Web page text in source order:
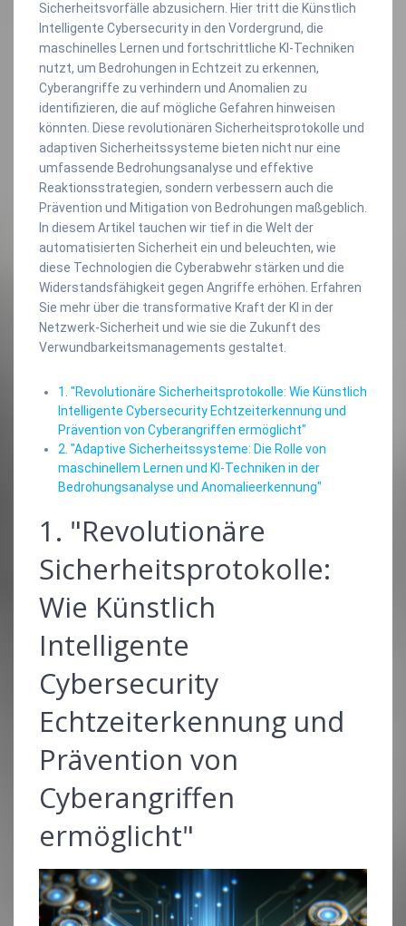
Sicherheitsvorfälle abzusichern. Hier tritt die Künstlich
Intelligente Cybersecurity in den Vordergrund, die
maschinelles Lernen und fortschrittliche KI-Techniken
nutzt, um Bedrohungen in Echtzeit zu erkennen,
Cyberangriffe zu verhindern und Anomalien zu
identifizieren, die auf mögliche Gefahren hinweisen
könnten. Diese revolutionären Sicherheitsprotokolle und
adaptiven Sicherheitssysteme bieten nicht nur eine
umfassende Bedrohungsanalyse und effektive
Reaktionsstrategien, sondern verbessern auch die
Prävention und Mitigation von Bedrohungen maßgeblich.
In diesem Artikel tauchen wir tief in die Welt der
automatisierten Sicherheit ein und beleuchten, wie
diese Technologien die Cyberabwehr stärken und die
Widerstandsfähigkeit gegen Angriffe erhöhen. Erfahren
Sie mehr über die transformative Kraft der KI in der
Netzwerk-Sicherheit und wie sie die Zukunft des
Verwundbarkeitsmanagements gestaltet.
1. "Revolutionäre Sicherheitsprotokolle: Wie Künstlich
Intelligente Cybersecurity Echtzeiterkennung und
Prävention von Cyberangriffen ermöglicht"
2. "Adaptive Sicherheitssysteme: Die Rolle von
maschinellem Lernen und KI-Techniken in der
Bedrohungsanalyse und Anomalieerkennung"
1. "Revolutionäre
Sicherheitsprotokolle:
Wie Künstlich
Intelligente
Cybersecurity
Echtzeiterkennung und
Prävention von
Cyberangriffen
ermöglicht"